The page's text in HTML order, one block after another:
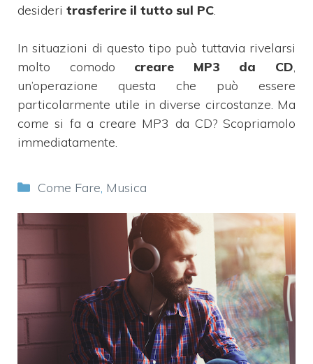
desideri trasferire il tutto sul PC.
In situazioni di questo tipo può tuttavia rivelarsi
molto comodo creare MP3 da CD,
un’operazione questa che può essere
particolarmente utile in diverse circostanze. Ma
come si fa a creare MP3 da CD? Scopriamolo
immediatamente.
Categorie
Come Fare, Musica